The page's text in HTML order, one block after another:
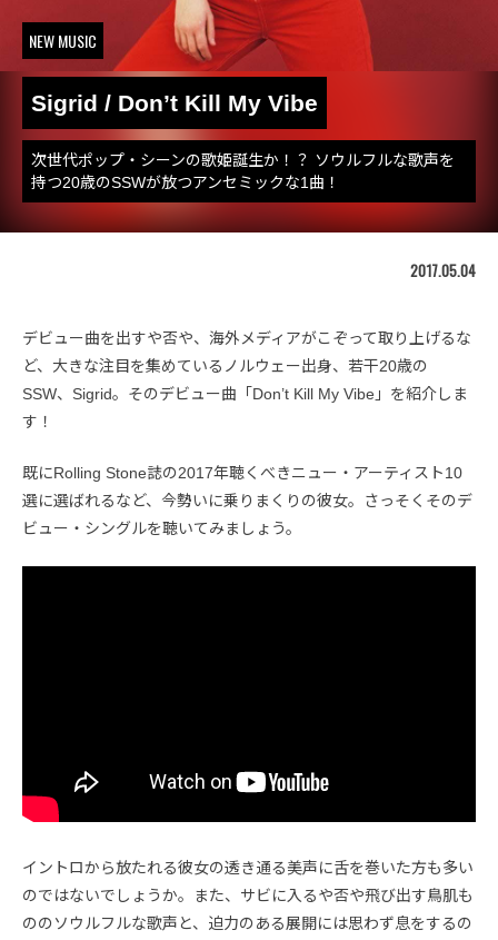
NEW MUSIC
Sigrid / Don’t Kill My Vibe
次世代ポップ・シーンの歌姫誕生か！？ ソウルフルな歌声を
持つ20歳のSSWが放つアンセミックな1曲！
2017.05.04
デビュー曲を出すや否や、海外メディアがこぞって取り上げるな
ど、大きな注目を集めているノルウェー出身、若干20歳の
SSW、Sigrid。そのデビュー曲「Don’t Kill My Vibe」を紹介しま
す！
既にRolling Stone誌の2017年聴くべきニュー・アーティスト10
選に選ばれるなど、今勢いに乗りまくりの彼女。さっそくそのデ
ビュー・シングルを聴いてみましょう。
イントロから放たれる彼女の透き通る美声に舌を巻いた方も多い
のではないでしょうか。また、サビに入るや否や飛び出す鳥肌も
ののソウルフルな歌声と、迫力のある展開には思わず息をするの